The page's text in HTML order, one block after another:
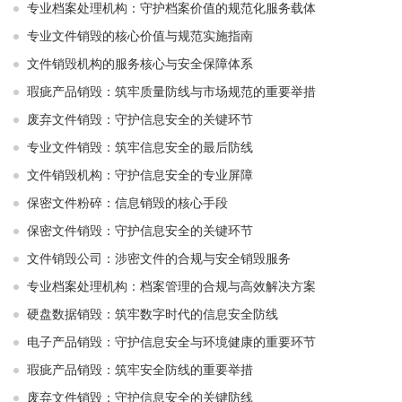
专业档案处理机构：守护档案价值的规范化服务载体
专业文件销毁的核心价值与规范实施指南
文件销毁机构的服务核心与安全保障体系
瑕疵产品销毁：筑牢质量防线与市场规范的重要举措
废弃文件销毁：守护信息安全的关键环节
专业文件销毁：筑牢信息安全的最后防线
文件销毁机构：守护信息安全的专业屏障
保密文件粉碎：信息销毁的核心手段
保密文件销毁：守护信息安全的关键环节
文件销毁公司：涉密文件的合规与安全销毁服务
专业档案处理机构：档案管理的合规与高效解决方案
硬盘数据销毁：筑牢数字时代的信息安全防线
电子产品销毁：守护信息安全与环境健康的重要环节
瑕疵产品销毁：筑牢安全防线的重要举措
废弃文件销毁：守护信息安全的关键防线